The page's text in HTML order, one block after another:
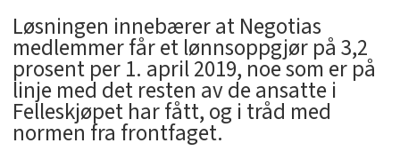
Løsningen innebærer at Negotias
medlemmer får et lønnsoppgjør på 3,2
prosent per 1. april 2019, noe som er på
linje med det resten av de ansatte i
Felleskjøpet har fått, og i tråd med
normen fra frontfaget.